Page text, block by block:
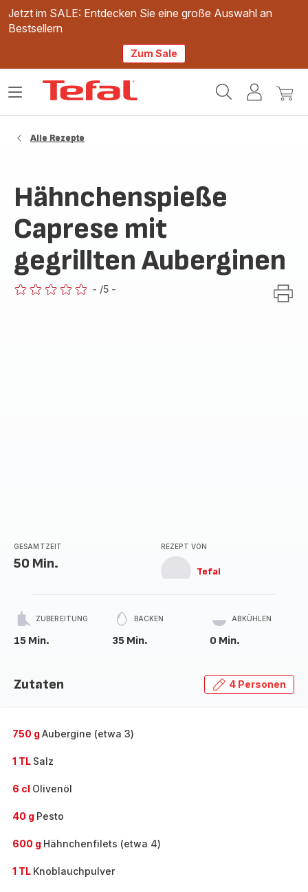
Jetzt im SALE: Entdecken Sie eine große Auswahl an
Bestsellern
Zum Sale
Mein
Mein
Das
Alle Rezepte
Hähnchenspieße
Caprese mit
gegrillten Auberginen
- /5 -
GESAMTZEIT
50 Min.
REZEPT VON
Tefal
ZUBEREITUNG
15 Min.
BACKEN
35 Min.
ABKÜHLEN
0 Min.
Zutaten 4 Personen
750 g Aubergine (etwa 3)
1 TL Salz
6 cl Olivenöl
40 g Pesto
600 g Hähnchenfilets (etwa 4)
1 TL Knoblauchpulver